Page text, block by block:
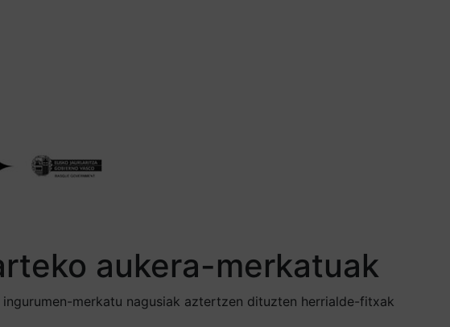
aukera-merkatuak
merkatu nagusiak aztertzen dituzten herrialde-fitxak